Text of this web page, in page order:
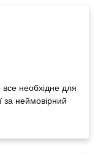
необхідне для
за неймовірний